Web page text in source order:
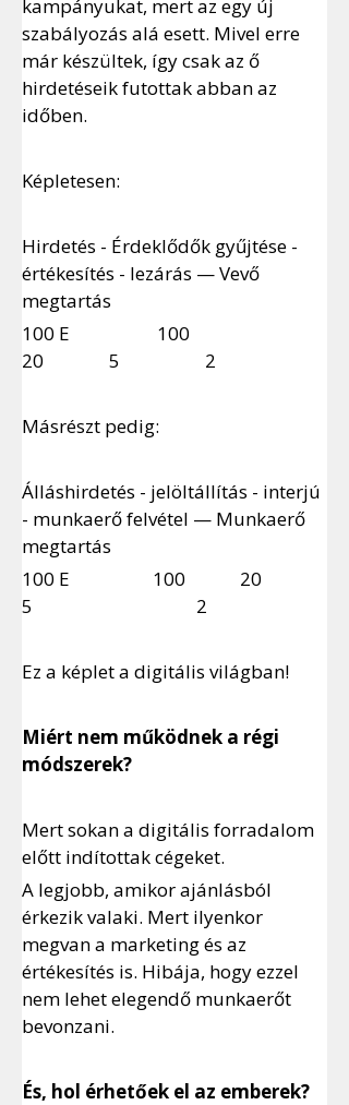
kampányukat, mert az egy új
szabályozás alá esett. Mivel erre
már készültek, így csak az ő
hirdetéseik futottak abban az
időben.
Képletesen:
Hirdetés - Érdeklődők gyűjtése -
értékesítés - lezárás — Vevő
megtartás
100 E		 100
20       	5		  2
Másrészt pedig:
Álláshirdetés - jelöltállítás - interjú
- munkaerő felvétel — Munkaerő
megtartás
100 E 		100 		20
5 				2
Ez a képlet a digitális világban!
Miért nem működnek a régi
módszerek?
Mert sokan a digitális forradalom
előtt indítottak cégeket.
A legjobb, amikor ajánlásból
érkezik valaki. Mert ilyenkor
megvan a marketing és az
értékesítés is. Hibája, hogy ezzel
nem lehet elegendő munkaerőt
bevonzani.
És, hol érhetőek el az emberek?